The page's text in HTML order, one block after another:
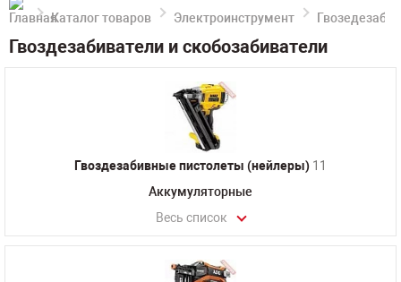
Каталог товаров Электроинструмент
Гвоздезабиватели и скобозабиватели
Гвоздезабивные пистолеты (нейлеры) 11
Аккумуляторные
Весь список